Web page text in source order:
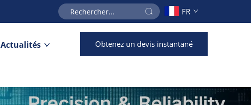
FR
Actualités Obtenez un devis instantané